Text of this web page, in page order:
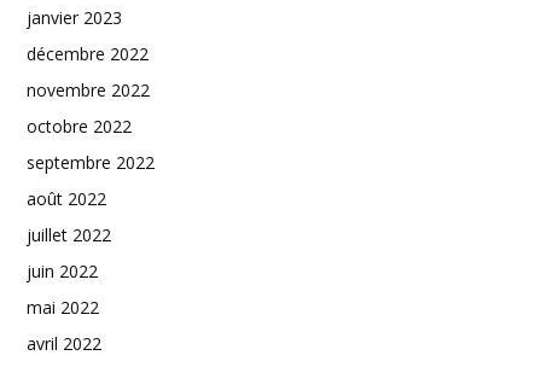
janvier 2023
décembre 2022
novembre 2022
octobre 2022
septembre 2022
août 2022
juillet 2022
juin 2022
mai 2022
avril 2022